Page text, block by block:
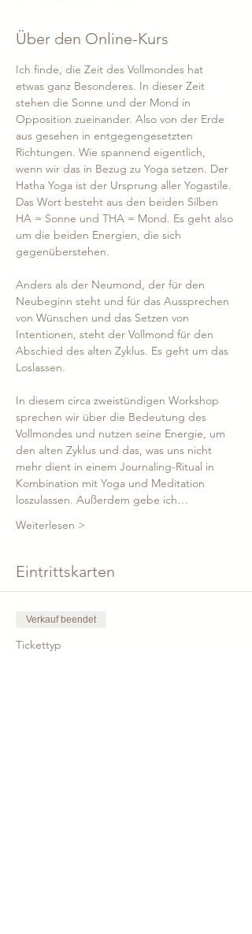
Über den Online-Kurs
Ich finde, die Zeit des Vollmondes hat
etwas ganz Besonderes. In dieser Zeit
stehen die Sonne und der Mond in
Opposition zueinander. Also von der Erde
aus gesehen in entgegengesetzten
Richtungen. Wie spannend eigentlich,
wenn wir das in Bezug zu Yoga setzen. Der
Hatha Yoga ist der Ursprung aller Yogastile.
Das Wort besteht aus den beiden Silben
HA = Sonne und THA = Mond. Es geht also
um die beiden Energien, die sich
gegenüberstehen.
Anders als der Neumond, der für den
Neubeginn steht und für das Aussprechen
von Wünschen und das Setzen von
Intentionen, steht der Vollmond für den
Abschied des alten Zyklus. Es geht um das
Loslassen.
In diesem circa zweistündigen Workshop
sprechen wir über die Bedeutung des
Vollmondes und nutzen seine Energie, um
den alten Zyklus und das, was uns nicht
mehr dient in einem Journaling-Ritual in
Kombination mit Yoga und Meditation
loszulassen. Außerdem gebe ich…
Weiterlesen >
Eintrittskarten
Verkauf beendet
Tickettyp